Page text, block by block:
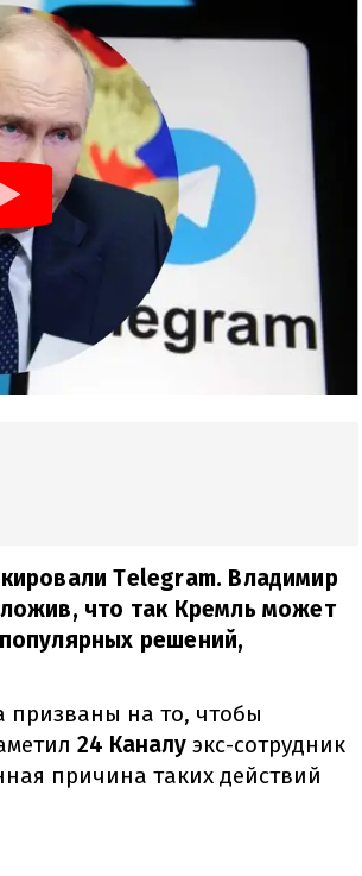
Telegram. Владимир
что так Кремль может
решений,
призваны на то, чтобы
24 Каналу экс-сотрудник
причина таких действий